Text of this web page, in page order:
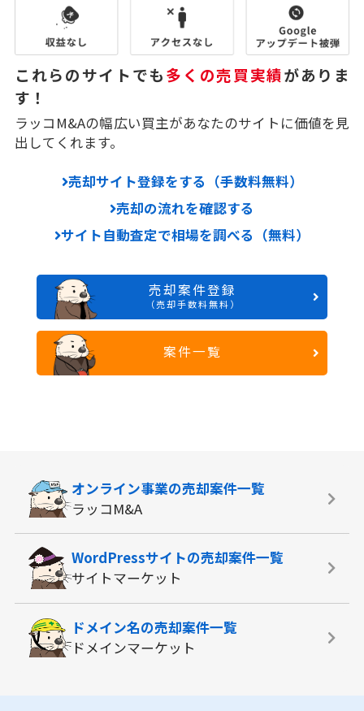
これらのサイトでも多くの売買実績がありま
す！
ラッコM&Aの幅広い買主があなたのサイトに価値を見
出してくれます。
売却サイト登録をする（手数料無料）
売却の流れを確認する
サイト自動査定で相場を調べる（無料）
売却案件登録
（売却手数料無料）
案件一覧
オンライン事業の売却案件一覧
ラッコM&A
WordPressサイトの売却案件一覧
サイトマーケット
ドメイン名の売却案件一覧
ドメインマーケット